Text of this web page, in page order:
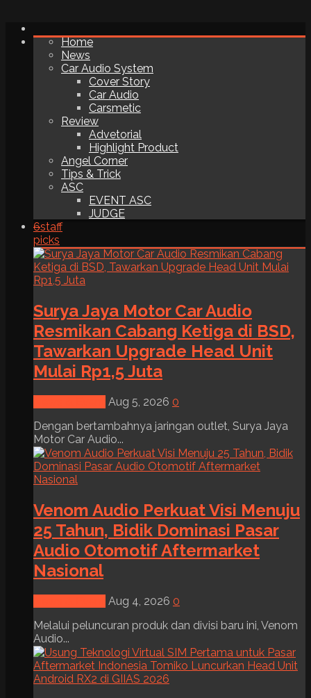
Home
News
Car Audio System
Cover Story
Car Audio
Carsmetic
Review
Advetorial
Highlight Product
Angel Corner
Tips & Trick
ASC
EVENT ASC
JUDGE
6staff
picks
Surya Jaya Motor Car Audio
Resmikan Cabang Ketiga di BSD,
Tawarkan Upgrade Head Unit
Mulai Rp1,5 Juta
Aug 5, 2026 0
Dengan bertambahnya jaringan outlet, Surya Jaya
Motor Car Audio...
Venom Audio Perkuat Visi Menuju
25 Tahun, Bidik Dominasi Pasar
Audio Otomotif Aftermarket
Nasional
Aug 4, 2026 0
Melalui peluncuran produk dan divisi baru ini, Venom
Audio...